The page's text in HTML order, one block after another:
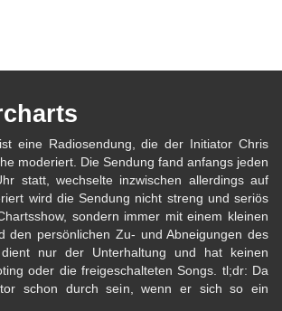
eine Radiosendung, die der Initiator Chris
moderiert. Die Sendung fand anfangs jeden
statt, wechselte inzwischen allerdings auf
wird die Sendung nicht streng und seriös
sondern immer mit einem kleinen
den persönlichen Zu- und Abneigungen des
dient nur der Unterhaltung und hat keinen
oder die freigeschalteten Songs. tl;dr: Da
schon durch sein, wenn er sich so ein